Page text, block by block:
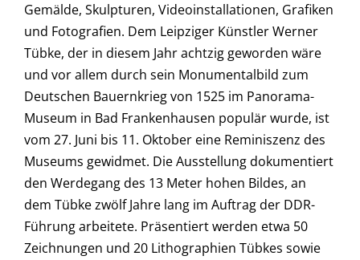
Gemälde, Skulpturen, Videoinstallationen, Grafiken
und Fotografien. Dem Leipziger Künstler Werner
Tübke, der in diesem Jahr achtzig geworden wäre
und vor allem durch sein Monumentalbild zum
Deutschen Bauernkrieg von 1525 im Panorama-
Museum in Bad Frankenhausen populär wurde, ist
vom 27. Juni bis 11. Oktober eine Reminiszenz des
Museums gewidmet. Die Ausstellung dokumentiert
den Werdegang des 13 Meter hohen Bildes, an
dem Tübke zwölf Jahre lang im Auftrag der DDR-
Führung arbeitete. Präsentiert werden etwa 50
Zeichnungen und 20 Lithographien Tübkes sowie